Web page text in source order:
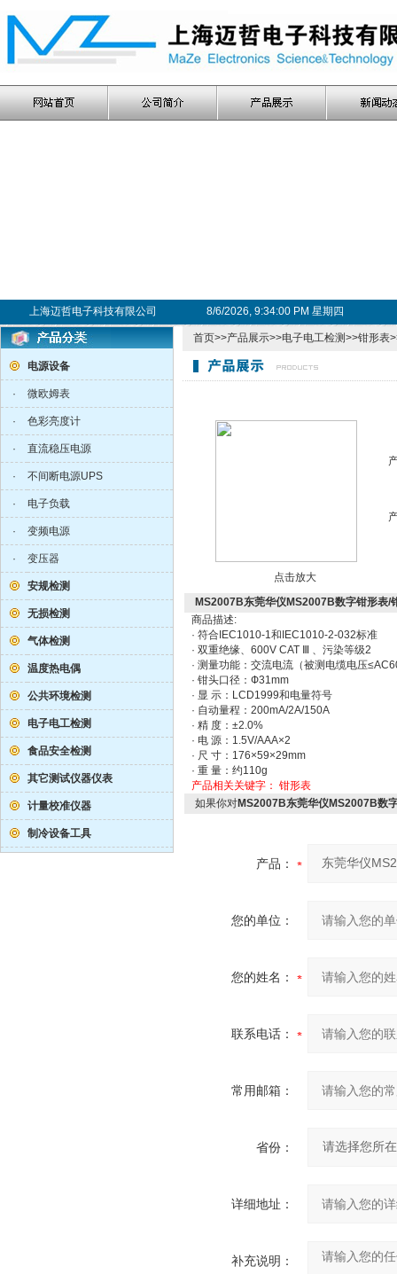
上海迈哲电子科技有限公司 8/6/2026, 9:34:01 PM 星期四
电源设备
· 微欧姆表
· 色彩亮度计
· 直流稳压电源
· 不间断电源UPS
· 电子负载
· 变频电源
· 变压器
安规检测
无损检测
气体检测
温度热电偶
公共环境检测
电子电工检测
食品安全检测
其它测试仪器仪表
计量校准仪器
制冷设备工具
首页>>产品展示>>电子电工检测>>钳形表
点击放大
MS2007B东莞华仪MS2007B数字钳形表/
商品描述:
· 符合IEC1010-1和IEC1010-2-032标准
· 双重绝缘、600V CAT Ⅲ 、污染等级2
· 测量功能：交流电流（被测电缆电压
· 钳头口径：Ф31mm
· 显 示：LCD1999和电量符号
· 自动量程：200mA/2A/150A
· 精 度：±2.0%
· 电 源：1.5V/AAA×2
· 尺 寸：176×59×29mm
· 重 量：约110g
产品相关关键字： 钳形表
如果你对MS2007B东莞华仪MS2007B数
产品：
您的单位：
您的姓名：
联系电话：
常用邮箱：
省份：
详细地址：
补充说明：